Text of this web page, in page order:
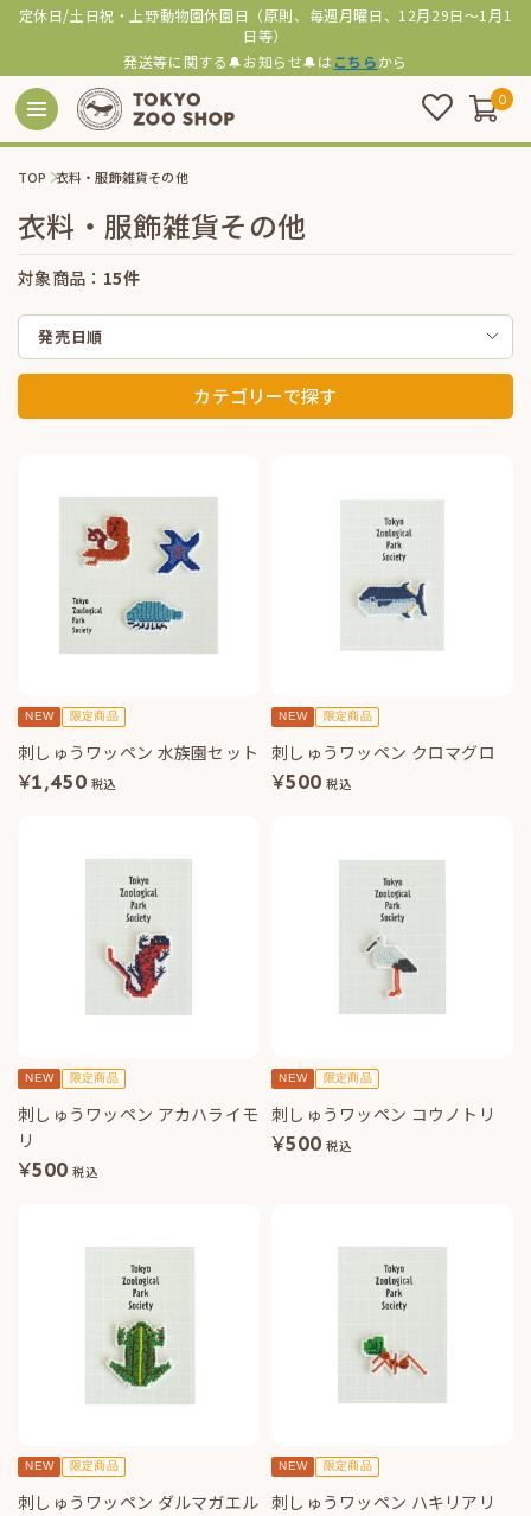
定休日/土日祝・上野動物園休園日（原則、毎週月曜日、12月29日～1月1
日等）
発送等に関する🔔お知らせ🔔は こちらから
0
TOP 衣料・服飾雑貨その他
衣料・服飾雑貨その他
対象商品： 15件
発売日順
カテゴリーで探す
NEW 限定商品
刺しゅうワッペン 水族園セット
¥1,450 税込
NEW 限定商品
刺しゅうワッペン クロマグロ
¥500 税込
NEW 限定商品
刺しゅうワッペン アカハライモ
リ
¥500 税込
NEW 限定商品
刺しゅうワッペン コウノトリ
¥500 税込
NEW 限定商品
刺しゅうワッペン ダルマガエル
NEW 限定商品
刺しゅうワッペン ハキリアリ